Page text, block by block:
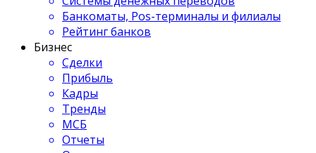
Банкоматы, Pos-терминалы и филиалы
Рейтинг банков
Бизнес
Сделки
Прибыль
Кадры
Тренды
МСБ
Отчеты